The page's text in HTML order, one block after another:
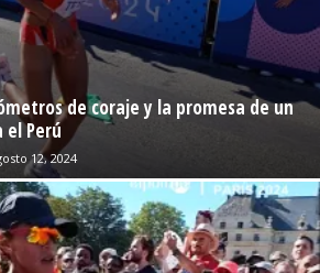
de coraje y la promesa de un
el Perú
12, 2024